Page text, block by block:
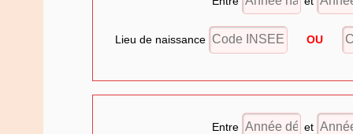
Lieu de naissance OU
Entre et